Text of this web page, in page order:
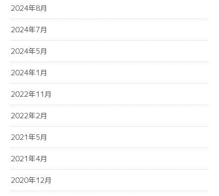
2024年8月
2024年7月
2024年5月
2024年1月
2022年11月
2022年2月
2021年5月
2021年4月
2020年12月